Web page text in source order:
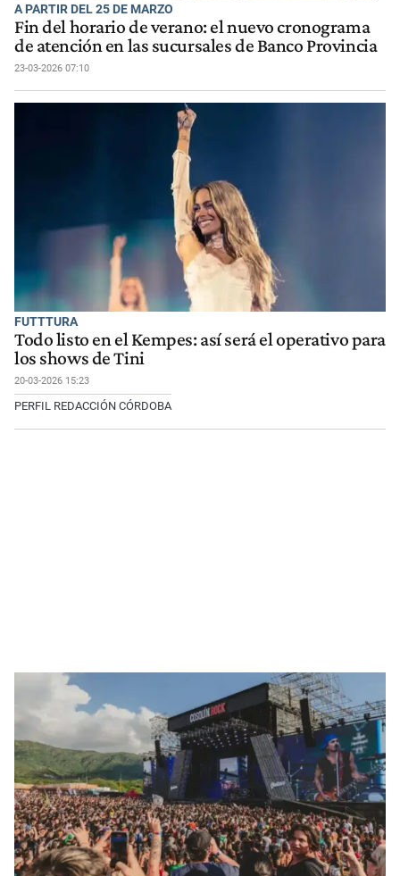
A PARTIR DEL 25 DE MARZO
Fin del horario de verano: el nuevo cronograma
de atención en las sucursales de Banco Provincia
23-03-2026 07:10
FUTTTURA
Todo listo en el Kempes: así será el operativo para
los shows de Tini
20-03-2026 15:23
PERFIL REDACCIÓN CÓRDOBA